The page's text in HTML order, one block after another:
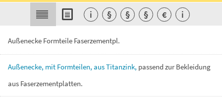
Außenecke Formteile Faserzementpl.
Außenecke, mit Formteilen, ausTitanzink, passend zurBekleidung
aus Faserzementplatten.
i § § § € i